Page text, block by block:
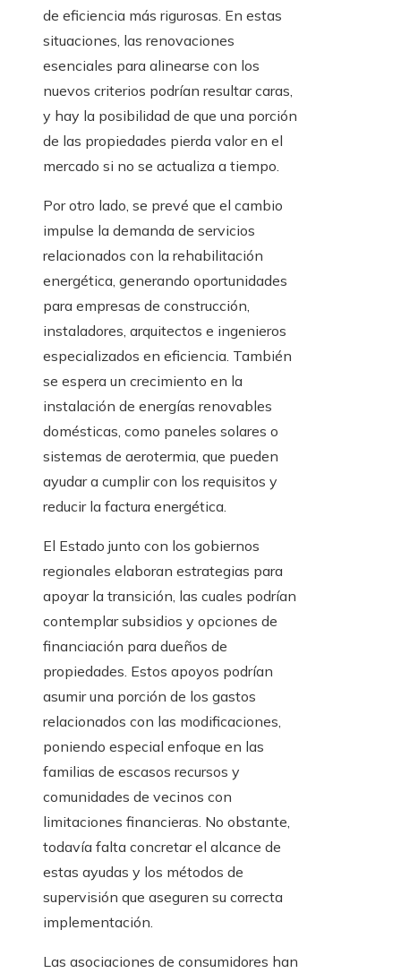
de eficiencia más rigurosas. En estas
situaciones, las renovaciones
esenciales para alinearse con los
nuevos criterios podrían resultar caras,
y hay la posibilidad de que una porción
de las propiedades pierda valor en el
mercado si no se actualiza a tiempo.
Por otro lado, se prevé que el cambio
impulse la demanda de servicios
relacionados con la rehabilitación
energética, generando oportunidades
para empresas de construcción,
instaladores, arquitectos e ingenieros
especializados en eficiencia. También
se espera un crecimiento en la
instalación de energías renovables
domésticas, como paneles solares o
sistemas de aerotermia, que pueden
ayudar a cumplir con los requisitos y
reducir la factura energética.
El Estado junto con los gobiernos
regionales elaboran estrategias para
apoyar la transición, las cuales podrían
contemplar subsidios y opciones de
financiación para dueños de
propiedades. Estos apoyos podrían
asumir una porción de los gastos
relacionados con las modificaciones,
poniendo especial enfoque en las
familias de escasos recursos y
comunidades de vecinos con
limitaciones financieras. No obstante,
todavía falta concretar el alcance de
estas ayudas y los métodos de
supervisión que aseguren su correcta
implementación.
Las asociaciones de consumidores han